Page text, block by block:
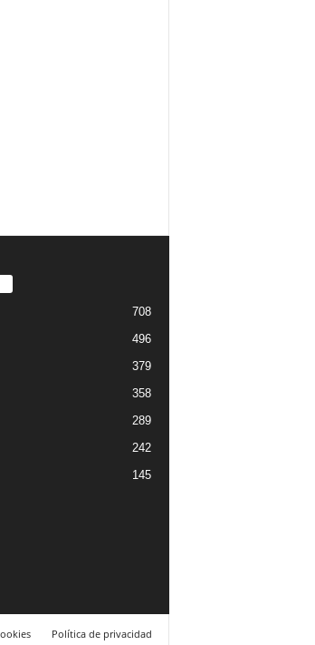
708
496
379
358
289
242
145
Política de privacidad